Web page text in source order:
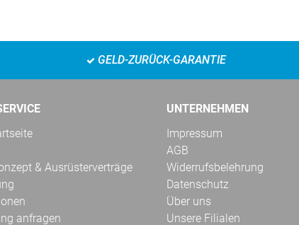
GELD-ZURÜCK-GARANTIE
& Ausrüsterverträge
anfragen
UNTERNEHMEN
Impressum
AGB
Widerrufsbelehrung
Datenschutz
Über uns
Unsere Filialen